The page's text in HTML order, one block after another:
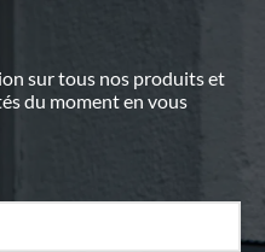
sur tous nos produits et
du moment en vous